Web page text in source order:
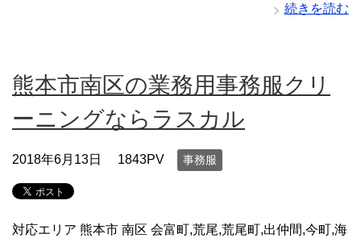
続きを読む
熊本市南区の業務用事務服クリ
ーニングならラスカル
2018年6月13日 1843PV 事務服
対応エリア 熊本市 南区 会富町,荒尾,荒尾町,出仲間,今町,海